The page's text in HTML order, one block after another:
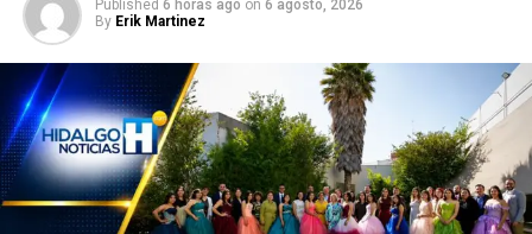
Published 6 horas ago on 6 agosto, 2026
By Erik Martinez